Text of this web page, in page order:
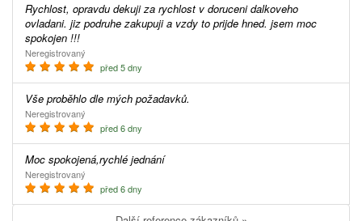
Rychlost, opravdu dekuji za rychlost v doruceni dalkoveho
ovladani. jiz podruhe zakupuji a vzdy to prijde hned. jsem moc
spokojen !!!
Neregistrovaný
před 5 dny
Vše proběhlo dle mých požadavků.
Neregistrovaný
před 6 dny
Moc spokojená,rychlé jednání
Neregistrovaný
před 6 dny